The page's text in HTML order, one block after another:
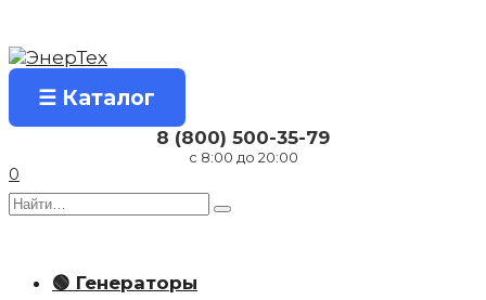
содержанию
☰ Каталог
8 (800) 500-35-79
с 8:00 до 20:00
0
Search
🟢 Генераторы